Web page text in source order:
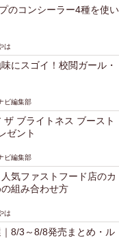
のコンシーラー4種を使い
は
にスゴイ！校閲ガール・
ビ編集部
ザ ブライトネス ブースト
ゼント
ビ編集部
気ファストフード店のカ
組み合わせ方
は
8/3～8/8発売まとめ・ル